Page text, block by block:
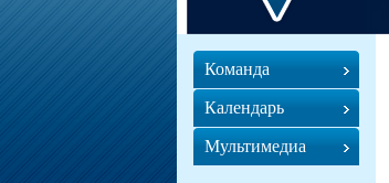
Команда
Календарь
Мультимедиа